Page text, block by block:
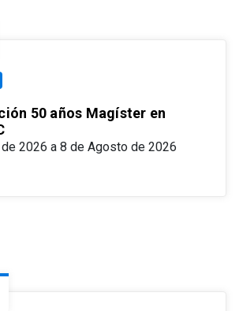
50 años Magíster en
2026 a 8 de Agosto de 2026